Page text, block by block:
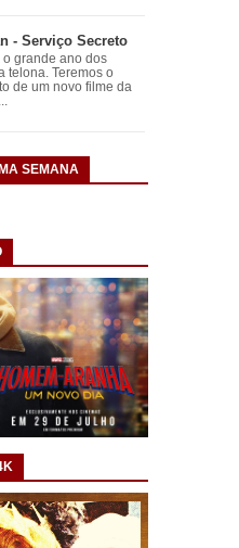
- Serviço Secreto
o grande ano dos
telona. Teremos o
de um novo filme da
SEMANA